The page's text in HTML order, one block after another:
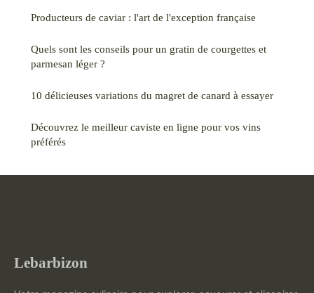
Producteurs de caviar : l'art de l'exception française
Quels sont les conseils pour un gratin de courgettes et
parmesan léger ?
10 délicieuses variations du magret de canard à essayer
Découvrez le meilleur caviste en ligne pour vos vins
préférés
Lebarbizon